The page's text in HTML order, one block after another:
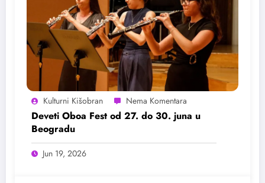
Kulturni Kišobran
Deveti Oboa Fest od 27. do 30. juna u
Beogradu
Jun 19, 2026